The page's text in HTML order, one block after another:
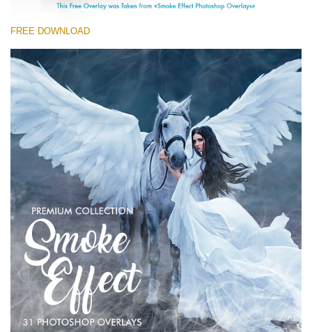
FREE DOWNLOAD